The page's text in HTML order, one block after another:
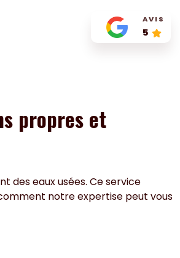
AVIS
5
propres et
des eaux usées. Ce service
notre expertise peut vous